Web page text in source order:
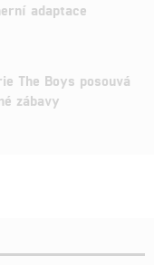
adaptace
The Boys posouvá
zábavy